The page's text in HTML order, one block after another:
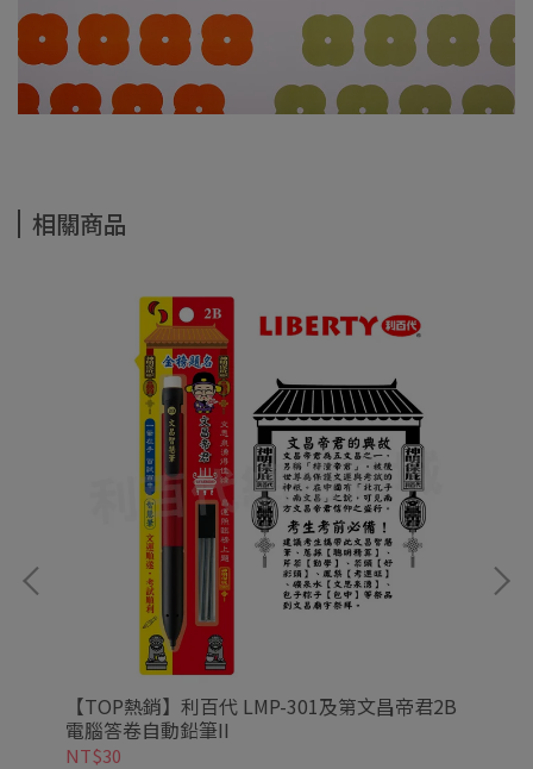
相關商品
【TOP熱銷】利百代 LMP-301及第文昌帝君2B
電腦答卷自動鉛筆II
NT$30